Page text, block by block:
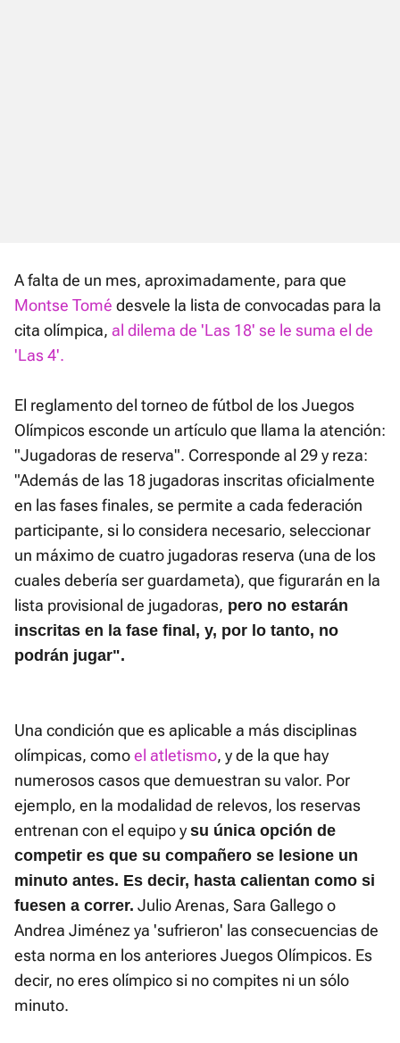
A falta de un mes, aproximadamente, para que
Montse Tomé desvele la lista de convocadas para la
cita olímpica, al dilema de 'Las 18' se le suma el de
'Las 4'.
El reglamento del torneo de fútbol de los Juegos
Olímpicos esconde un artículo que llama la atención:
"Jugadoras de reserva". Corresponde al 29 y reza:
"Además de las 18 jugadoras inscritas oficialmente
en las fases finales, se permite a cada federación
participante, si lo considera necesario, seleccionar
un máximo de cuatro jugadoras reserva (una de los
cuales debería ser guardameta), que figurarán en la
lista provisional de jugadoras, pero no estarán
inscritas en la fase final, y, por lo tanto, no
podrán jugar".
Una condición que es aplicable a más disciplinas
olímpicas, comoel atletismo, y de la que hay
numerosos casos que demuestran su valor. Por
ejemplo, en la modalidad de relevos, los reservas
entrenan con el equipo y su única opción de
competir es que su compañero se lesione un
minuto antes. Es decir, hasta calientan como si
fuesen a correr. Julio Arenas, Sara Gallego o
Andrea Jiménez ya 'sufrieron' las consecuencias de
esta norma en los anteriores Juegos Olímpicos. Es
decir, no eres olímpico si no compites ni un sólo
minuto.